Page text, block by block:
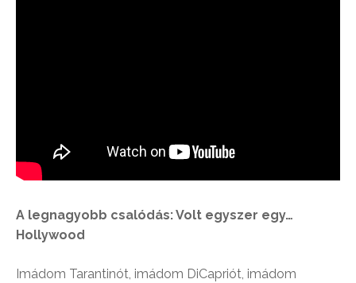
A legnagyobb csalódás: Volt egyszer egy…
Hollywood
Imádom Tarantinót, imádom DiCapriót, imádom